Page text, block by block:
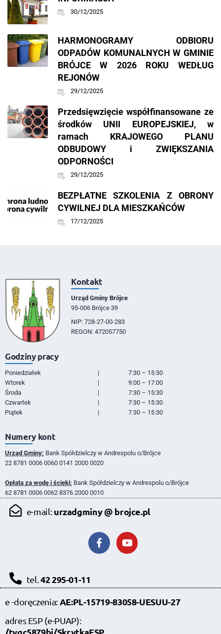
30/12/2025
HARMONOGRAMY ODBIORU
ODPADÓW KOMUNALNYCH W GMINIE
BRÓJCE W 2026 ROKU WEDŁUG
REJONÓW
29/12/2025
Przedsięwzięcie współfinansowane ze
środków UNII EUROPEJSKIEJ, w
ramach KRAJOWEGO PLANU
ODBUDOWY i ZWIĘKSZANIA
ODPORNOŚCI
29/12/2025
BEZPŁATNE SZKOLENIA Z OBRONY
CYWILNEJ DLA MIESZKAŃCÓW
17/12/2025
Kontakt
Urząd Gminy Brójce
95-006 Brójce 39
NIP: 728-27-00-283
REGON: 472057750
Godziny pracy
Poniedziałek |
7:30 – 15:30
Wtorek
|
9:00 – 17:00
Środa
|
7:30 – 15:30
Czwartek
|
7:30 – 15:30
Piątek
| 7:30 – 15:30
Numery kont
Urząd Gminy: Bank Spółdzielczy w Andrespolu o/Brójce
22 8781 0006 0060 0141 2000 0020
Opłata za wodę i ścieki: Bank Spółdzielczy w Andrespolu o/Brójce
62 8781 0006 0062 8376 2000 0010
e-mail:urzadgminy @ brojce.pl
tel. 42 295-01-11
e -doręczenia:AE:PL-15719-83058-UESUU-27
adres ESP (e-PUAP):
/tvgc5879bi/SkrytkaESP